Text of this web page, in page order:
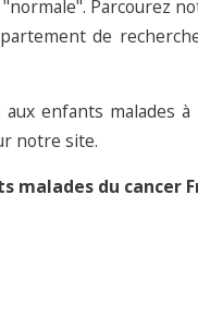
Parcourez
de
aux enfants malades à
notre site.
malades du cancer